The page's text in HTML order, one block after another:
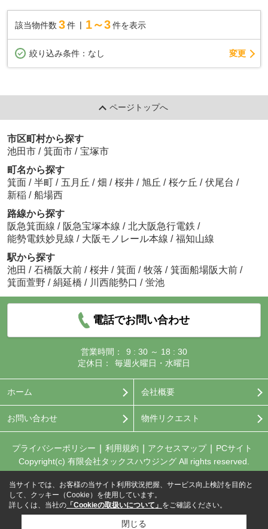
該当物件数 3件 1～3 件を表示
絞り込み条件： なし 変更
ページトップへ
市区町村から探す
池田市 / 箕面市 / 宝塚市
町名から探す
箕面 / 半町 / 五月丘 / 畑 / 桜井 / 旭丘 / 桜ケ丘 / 伏尾台 /
新稲 / 船場西
路線から探す
阪急箕面線 / 阪急宝塚本線 / 北大阪急行電鉄 /
能勢電鉄妙見線 / 大阪モノレール本線 / 福知山線
駅から探す
池田 / 石橋阪大前 / 桜井 / 箕面 / 牧落 / 箕面船場阪大前 /
箕面萱野 / 絹延橋 / 川西能勢口 / 蛍池
電話でお問い合わせ
営業時間：
9 : 30 ～ 18 : 30
定休日：
毎週火曜日・水曜日
ホーム 会社概要
お問い合わせ 物件リクエスト
プライバシーポリシー 利用規約 アクセスマップ
PCサイト
Copyright(c) 有限会社タックスハウジング All rights reserved.
当サイトでは、お客様の当サイト利用状況把握、サービス向上検討を目的と
して、クッキー（Cookie）を使用しています。
詳しくは、当社の 「Cookieの取扱いについて」 をご確認ください。
閉じる